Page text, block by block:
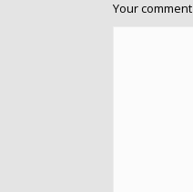
Your comment